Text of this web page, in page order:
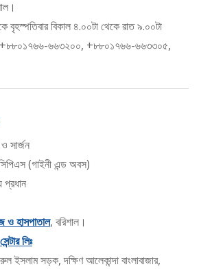
বৃহস্পতিবার বিকাল ৪.০০টা থেকে রাত ৯.০০টা
+৮৮০১৭৬৬-৬৬৩২০০, +৮৮০১৭৬৬-৬৬৩৩০৫,
সার্জন
(গাইনী এন্ড অবস)
প্রধান
ও হাসপাতাল, বরিশাল।
লিঃ
ইসলাম সড়ক, দক্ষিণ আলেকান্দা বাংলাবাজার,